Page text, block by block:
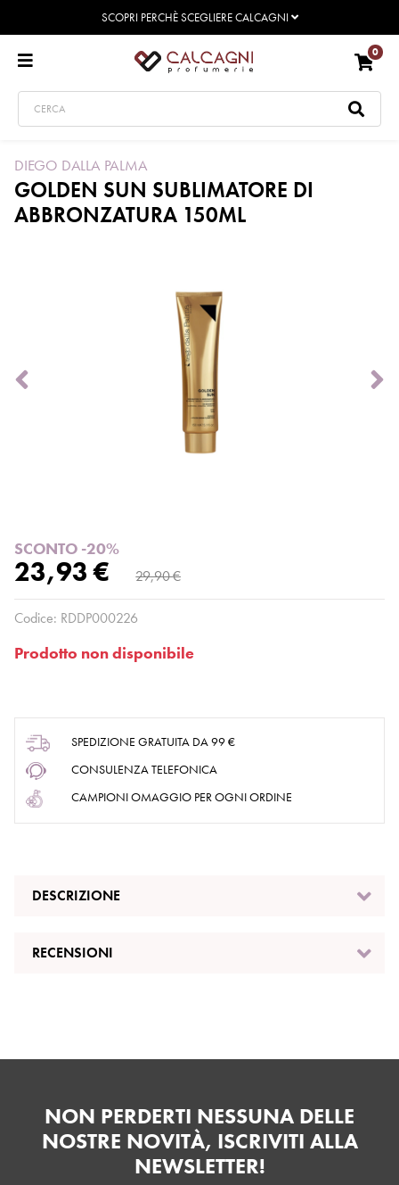
SCOPRI PERCHÈ SCEGLIERE CALCAGNI
0
DIEGO DALLA PALMA
GOLDEN SUN SUBLIMATORE DI
ABBRONZATURA 150ML
SCONTO -20%
23,93 € 29,90 €
Codice: RDDP000226
Prodotto non disponibile
SPEDIZIONE GRATUITA DA 99 €
CONSULENZA TELEFONICA
CAMPIONI OMAGGIO PER OGNI ORDINE
DESCRIZIONE
RECENSIONI
NON PERDERTI NESSUNA DELLE
NOSTRE NOVITÀ, ISCRIVITI ALLA
NEWSLETTER!